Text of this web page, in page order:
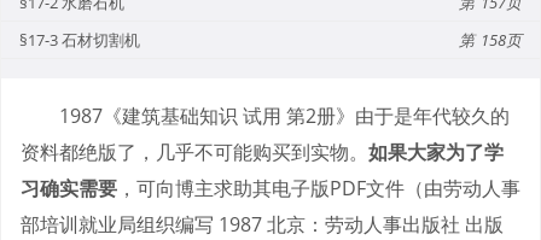
§17-3 石材切割机
158
1987《建筑基础知识 试用 第2册》由于是年代较久的
资料都绝版了，几乎不可能购买到实物。 如果大家为了学
习确实需要 ，可向博主求助其电子版PDF文件（由劳动人事
部培训就业局组织编写 1987 北京：劳动人事出版社 出版